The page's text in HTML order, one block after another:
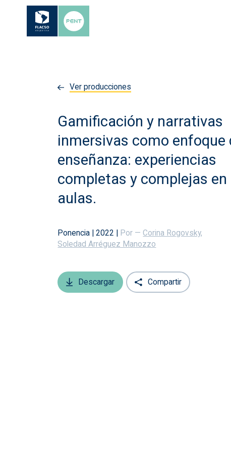
Ver producciones
Gamificación y narrativas
inmersivas como enfoque
enseñanza: experiencias
completas y complejas en
aulas.
Ponencia |2022 | Por — Corina Rogovsky,
Soledad Arréguez Manozzo
Descargar Compartir